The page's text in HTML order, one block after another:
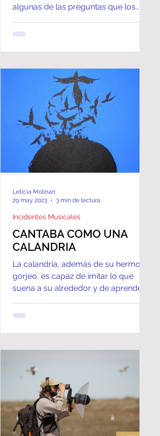
algunas de las preguntas que los
CANTABA COMO UNA
CALANDRIA
La calandria, además de su hermoso
gorjeo, es capaz de imitar lo que
suena a su alrededor y de aprender
Incidentes Musicales
Leticia Molinari
29 may 2023
3 min de lectura